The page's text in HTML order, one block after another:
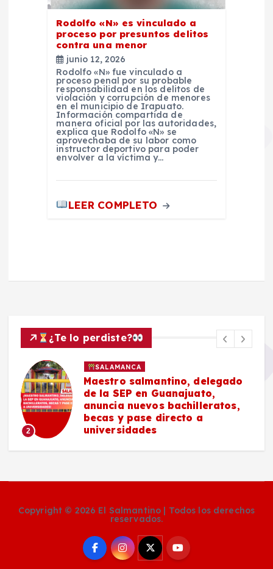
Rodolfo «N» es vinculado a
proceso por presuntos delitos
contra una menor
junio 12, 2026
Rodolfo «N» fue vinculado a
proceso penal por su probable
responsabilidad en los delitos de
violación y corrupción de menores
en el municipio de Irapuato.
Información compartida de
manera oficial por las autoridades,
explica que Rodolfo «N» se
aprovechaba de su labor como
instructor deportivo para poder
envolver a la víctima y…
LEER COMPLETO
¿Te lo perdiste?
2
SALAMANCA
Maestro salmantino, delegado
de la SEP en Guanajuato,
anuncia nuevos bachilleratos,
becas y pase directo a
universidades
Copyright © 2026 El Salmantino | Todos los derechos
reservados.